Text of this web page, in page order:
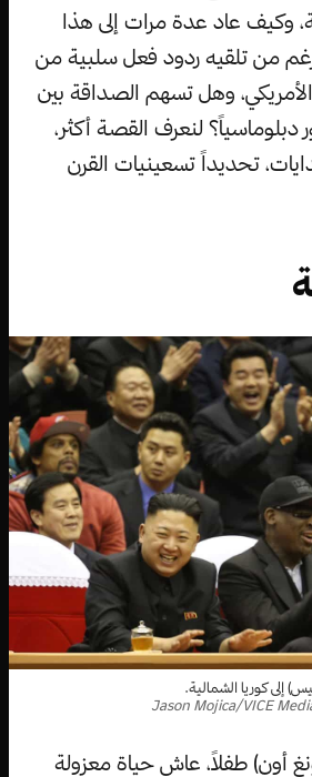
وكيف عاد عدة مرات إلى هذا
من تلقيه ردود فعل سلبية من
وهل تسهم الصداقة بين
دبلوماسياً؟ لنعرف القصة أكثر،
تحديداً تسعينيات القرن
إلى كوريا الشمالية.
أون) طفلاً، عاش حياة معزولة